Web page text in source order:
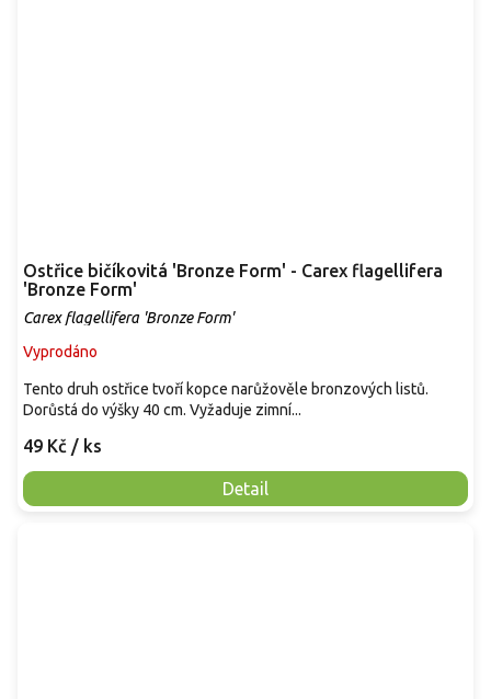
Ostřice bičíkovitá 'Bronze Form' - Carex flagellifera
'Bronze Form'
Carex flagellifera 'Bronze Form'
Vyprodáno
49 Kč / ks
Detail
Tento druh ostřice tvoří kopce narůžověle bronzových listů.
Dorůstá do výšky 40 cm. Vyžaduje zimní...